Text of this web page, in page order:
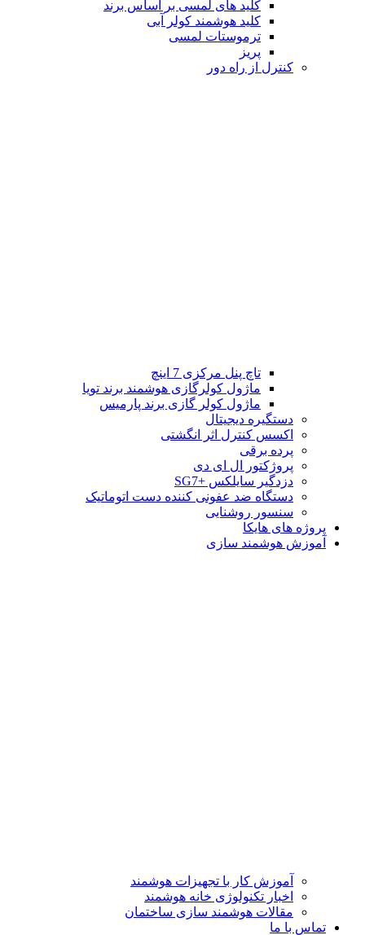
کلید های لمسی بر اساس برند
کلید هوشمند کولر آبی
ترموستات لمسی
پریز
کنترل از راه دور
تاچ پنل مرکزی 7 اینچ
ماژول کولرگازی هوشمند برند تویا
ماژول کولر گازی برند پارمیس
دستگیره دیجیتال
اکسس کنترل اثر انگشتی
پرده برقی
پروژکتور ال ای دی
دزدگیر سایلکس +SG7
دستگاه ضد عفونی کننده دست اتوماتیک
سنسور روشنایی
پروژه های هایکا
آموزش هوشمند سازی
آموزش کار با تجهیزات هوشمند
اخبار تکنولوژی خانه هوشمند
مقالات هوشمند سازی ساختمان
تماس با ما